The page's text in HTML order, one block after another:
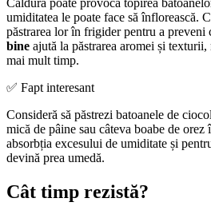
Căldura poate provoca topirea
umiditatea le poate face să înflorească.
păstrarea lor în frigider pentru a preveni
bine ajută la păstrarea aromei și
mai mult timp.
✅ Fapt interesant
Consideră să păstrezi batoanele de
mică de pâine sau câteva boabe de
absorbția excesului de umiditate și
devină prea umedă.
Cât timp rezistă?